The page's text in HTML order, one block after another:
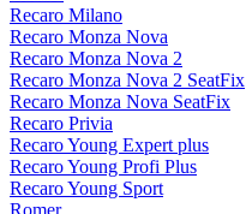
Recaro Milano
Recaro Monza Nova
Recaro Monza Nova 2
Recaro Monza Nova 2 SeatFix
Recaro Monza Nova SeatFix
Recaro Privia
Recaro Young Expert plus
Recaro Young Profi Plus
Recaro Young Sport
Romer